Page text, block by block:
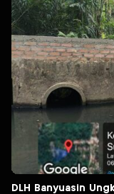
DLH Banyuasin